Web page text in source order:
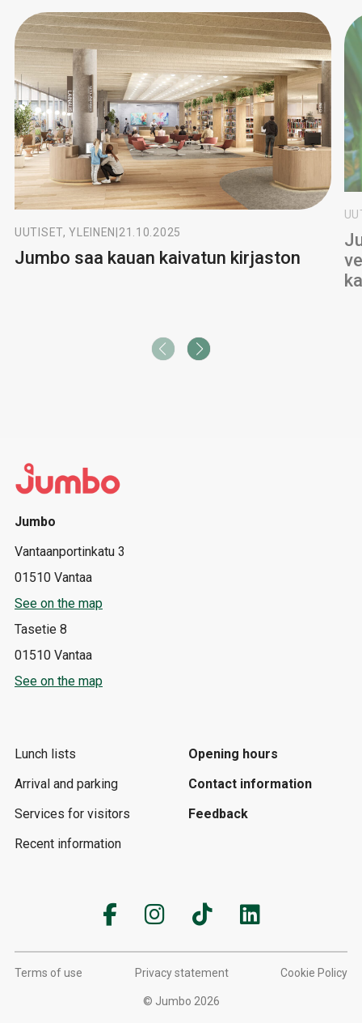
UUTISET, YLEINEN 21.10.2025
Jumbo saa kauan kaivatun kirjaston
Jumbo
Vantaanportinkatu 3
01510 Vantaa
See on the map
Tasetie 8
01510 Vantaa
See on the map
Lunch lists
Arrival and parking
Services for visitors
Recent information
Opening hours
Contact information
Feedback
© Jumbo 2026
Terms of use Privacy statement Cookie Policy